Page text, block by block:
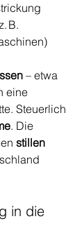
B.
– etwa
eine
Steuerlich
. Die
stillen
in die